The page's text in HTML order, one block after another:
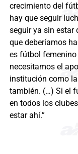
crecimiento del
hay que seguir
seguir ya sin estar
que deberíamos
es fútbol
necesitamos el
institución como
también. (…) Si el
en todos los
estar ahí.”